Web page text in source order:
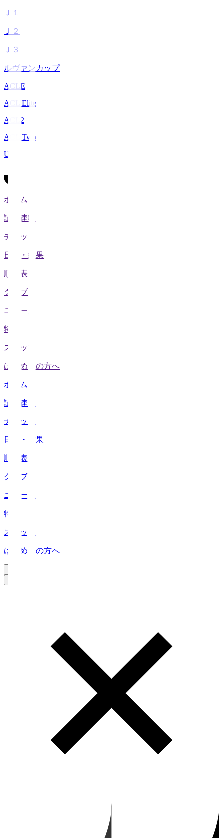
Ｊ１
Ｊ２
Ｊ３
ルヴァンカップ
ACLE
ACL Elite
ACL2
ACL Two
U-21
ホーム
試合速報
チケット
日程・結果
順位表
クラブ
ニュース
特集
スタッツ
はじめての方へ
ホーム
試合速報
チケット
日程・結果
順位表
クラブ
ニュース
特集
スタッツ
はじめての方へ